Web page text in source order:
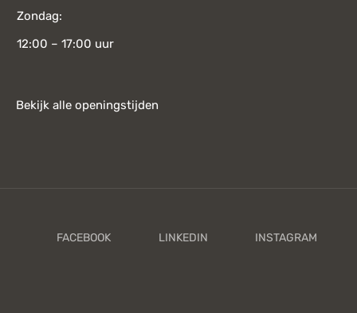
Zondag:
12:00 – 17:00 uur
Bekijk alle openingstijden